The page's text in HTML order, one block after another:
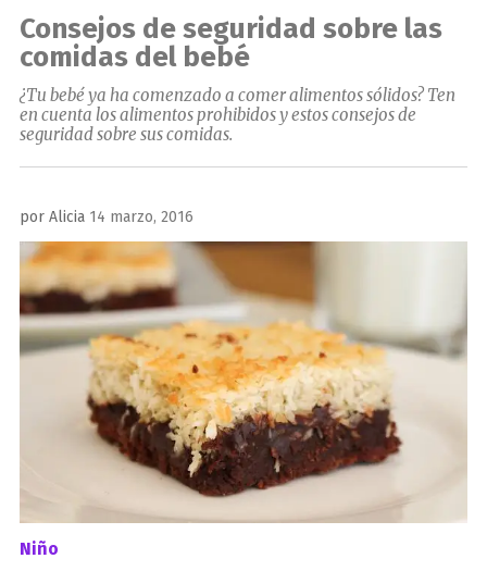
Consejos de seguridad sobre las
comidas del bebé
¿Tu bebé ya ha comenzado a comer alimentos sólidos? Ten
en cuenta los alimentos prohibidos y estos consejos de
seguridad sobre sus comidas.
por Alicia Publicado
el
14 marzo, 2016
Niño